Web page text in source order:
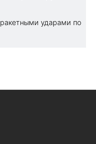
ударами по